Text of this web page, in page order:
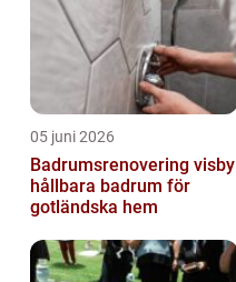
05 juni 2026
Badrumsrenovering visby
hållbara badrum för
gotländska hem